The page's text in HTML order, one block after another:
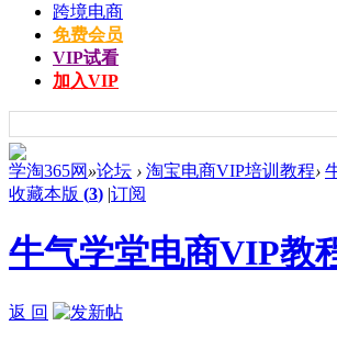
跨境电商
免费会员
VIP试看
加入VIP
学淘365网 »论坛 › 淘宝电商VIP培训教程›
收藏本版 (3) |订阅
牛气学堂电商VIP教
返 回